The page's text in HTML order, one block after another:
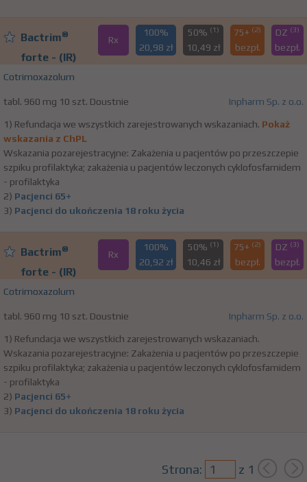
Bactrim®
forte - (IR)
Rx
100%
20,98 zł
50% (1)
10,49 zł
75+ (2)
bezpł.
DZ (3)
bezpł.
Cotrimoxazolum
tabl. 960 mg 10 szt. Doustnie Inpharm Sp. z o.o.
1) Refundacja we wszystkich zarejestrowanych wskazaniach. Pokaż
wskazania z ChPL
Wskazania pozarejestracyjne: Zakażenia u pacjentów po przeszczepie
szpiku profilaktyka; zakażenia u pacjentów leczonych cyklofosfamidem
- profilaktyka
2) Pacjenci 65+
3) Pacjenci do ukończenia 18 roku życia
Bactrim®
forte - (IR)
Rx
100%
20,92 zł
50% (1)
10,46 zł
75+ (2)
bezpł.
DZ (3)
bezpł.
Cotrimoxazolum
tabl. 960 mg 10 szt. Doustnie Inpharm Sp. z o.o.
1) Refundacja we wszystkich zarejestrowanych wskazaniach.
Wskazania pozarejestracyjne: Zakażenia u pacjentów po przeszczepie
szpiku profilaktyka; zakażenia u pacjentów leczonych cyklofosfamidem
- profilaktyka
2) Pacjenci 65+
3) Pacjenci do ukończenia 18 roku życia
Strona: z 1